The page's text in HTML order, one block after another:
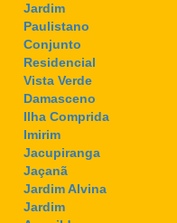
Jardim
Paulistano
Conjunto
Residencial
Vista Verde
Damasceno
Ilha Comprida
Imirim
Jacupiranga
Jaçanã
Jardim Alvina
Jardim